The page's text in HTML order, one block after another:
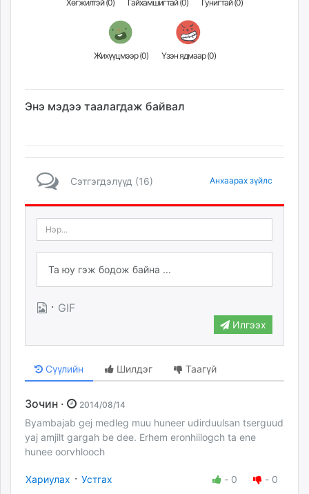
Хөгжилтэй (0) Гайхамшигтай (0) Гунигтай (0)
Жихүүцмээр (0) Үзэн ядмаар (0)
Энэ мэдээ таалагдаж байвал
Сэтгэгдэлүүд (16) Анхаарах зүйлс
· GIF
Илгээх
Сүүлийн Шилдэг Таагүй
Зочин · 2014/08/14
Byambajab gej medleg muu huneer udirduulsan tserguud
yaj amjilt gargah be dee. Erhem eronhiilogch ta ene
hunee oorvhlooch
Хариулах · Устгах - 0 - 0